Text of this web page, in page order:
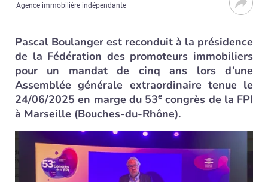
Agence immobilière indépendante
Pascal Boulanger est reconduit à la présidence
de la Fédération des promoteurs immobiliers
pour un mandat de cinq ans lors d’une
Assemblée générale extraordinaire tenue le
24/06/2025 en marge du 53e congrès de la FPI
à Marseille (Bouches-du-Rhône).